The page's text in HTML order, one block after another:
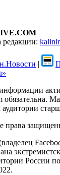
редакции:
|
права
России